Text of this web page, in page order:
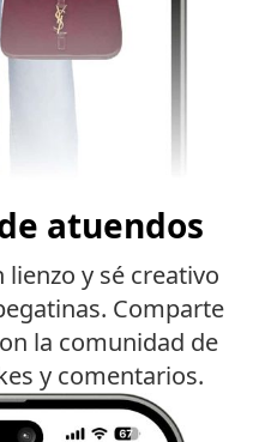
atuendos
y sé creativo
Comparte
la comunidad de
y comentarios.